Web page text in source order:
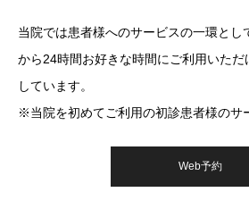
当院では患者様へのサービスの一環とし
から24時間お好きな時間にご利用いた
しています。
※当院を初めてご利用の初診患者様のサ
Web予約